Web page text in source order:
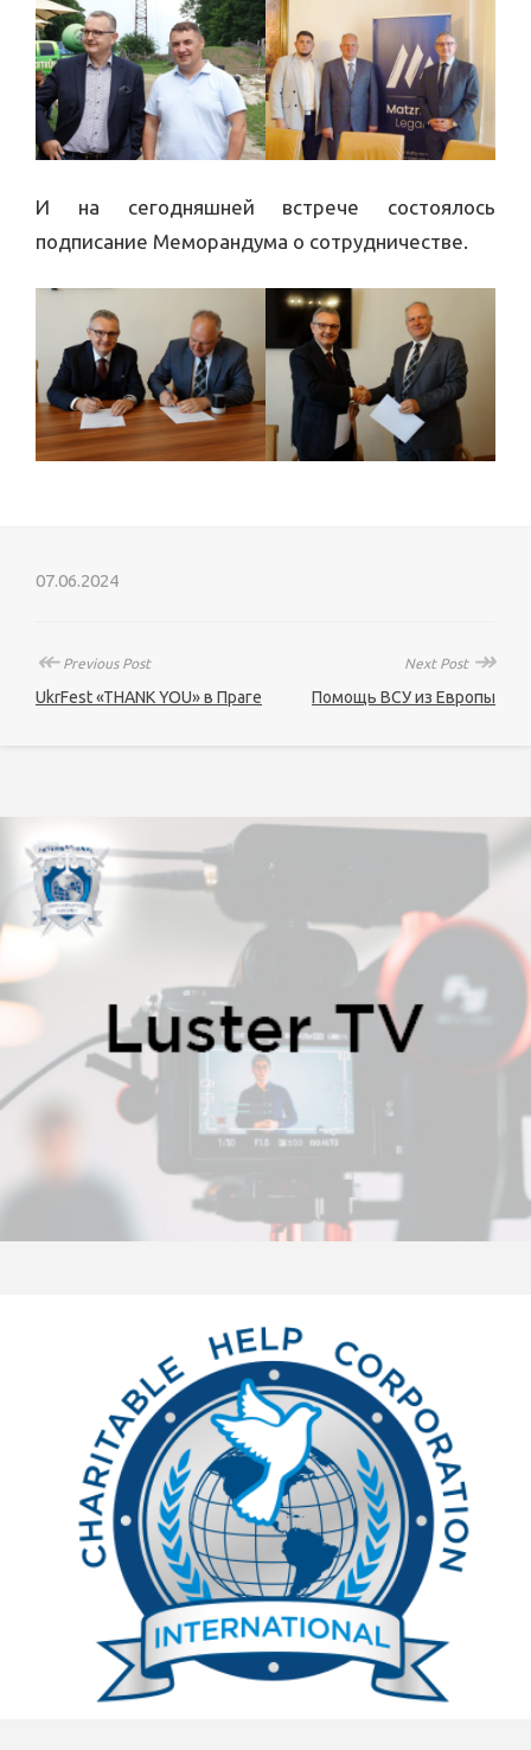
И на сегодняшней встрече состоялось
подписание Меморандума о сотрудничестве.
07.06.2024
↞Previous Post
UkrFest «THANK YOU» в Праге
Next Post ↠
Помощь ВСУ из Европы